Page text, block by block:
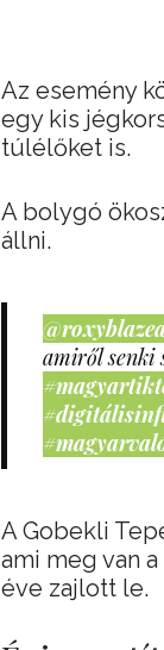
Az esemény
egy kis
túlélőket is.
A bolygó
állni.
amiről senki
A Gobekli
ami meg van
éve zajlott le.